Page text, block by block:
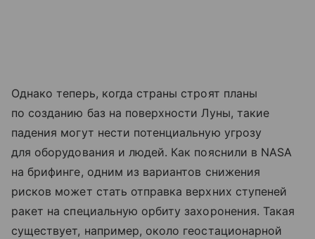
Однако теперь, когда страны строят планы
по созданию баз на поверхности Луны, такие
падения могут нести потенциальную угрозу
для оборудования и людей. Как пояснили в NASA
на брифинге, одним из вариантов снижения
рисков может стать отправка верхних ступеней
ракет на специальную орбиту захоронения. Такая
существует, например, около геостационарной